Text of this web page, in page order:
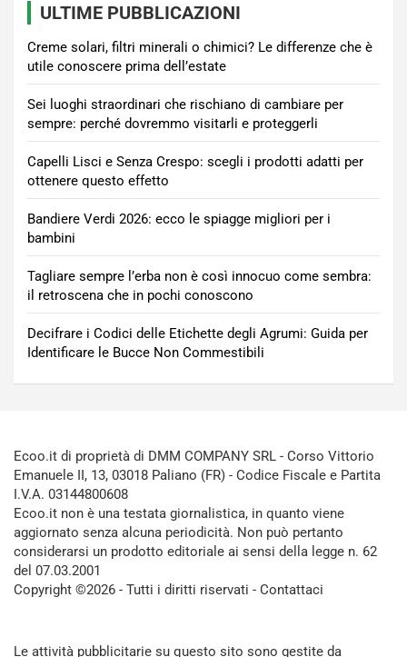
ULTIME PUBBLICAZIONI
Creme solari, filtri minerali o chimici? Le differenze che è
utile conoscere prima dell’estate
Sei luoghi straordinari che rischiano di cambiare per
sempre: perché dovremmo visitarli e proteggerli
Capelli Lisci e Senza Crespo: scegli i prodotti adatti per
ottenere questo effetto
Bandiere Verdi 2026: ecco le spiagge migliori per i
bambini
Tagliare sempre l’erba non è così innocuo come sembra:
il retroscena che in pochi conoscono
Decifrare i Codici delle Etichette degli Agrumi: Guida per
Identificare le Bucce Non Commestibili
Ecoo.it di proprietà di DMM COMPANY SRL - Corso Vittorio
Emanuele II, 13, 03018 Paliano (FR) - Codice Fiscale e Partita
I.V.A. 03144800608
Ecoo.it non è una testata giornalistica, in quanto viene
aggiornato senza alcuna periodicità. Non può pertanto
considerarsi un prodotto editoriale ai sensi della legge n. 62
del 07.03.2001
Copyright ©2026 - Tutti i diritti riservati - Contattaci
Le attività pubblicitarie su questo sito sono gestite da